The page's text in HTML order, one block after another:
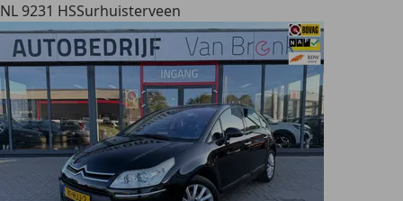
NL 9231 HSSurhuisterveen